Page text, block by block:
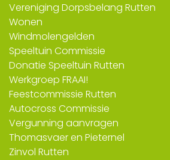
Vereniging Dorpsbelang Rutten
Wonen
Windmolengelden
Speeltuin Commissie
Donatie Speeltuin Rutten
Werkgroep FRAAI!
Feestcommissie Rutten
Autocross Commissie
Vergunning aanvragen
Thomasvaer en Pieternel
Zinvol Rutten